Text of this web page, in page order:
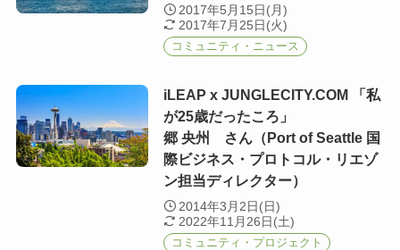
2017年5月15日(月)
2017年7月25日(火)
コミュニティ・ニュース
iLEAP x JUNGLECITY.COM 「私
が25歳だったころ」
郷 央州 さん（Port of Seattle 国
際ビジネス・プロトコル・リエゾ
ン担当ディレクター）
2014年3月2日(日)
2022年11月26日(土)
コミュニティ・プロジェクト